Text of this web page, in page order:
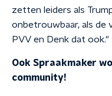
zetten leiders als
onbetrouwbaar, als de
PVV en Denk dat ook."
Ook Spraakmaker
community!